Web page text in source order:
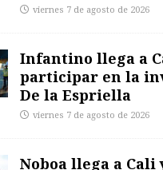
viernes 7 de agosto de 2026
Infantino llega a
participar en la
De la Espriella
viernes 7 de agosto de 2026
Noboa llega a